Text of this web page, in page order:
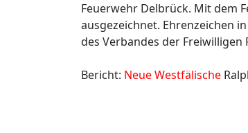
Feuerwehr Delbrück. Mit dem
ausgezeichnet. Ehrenzeichen
des Verbandes der Freiwilligen
Bericht: Neue Westfälische